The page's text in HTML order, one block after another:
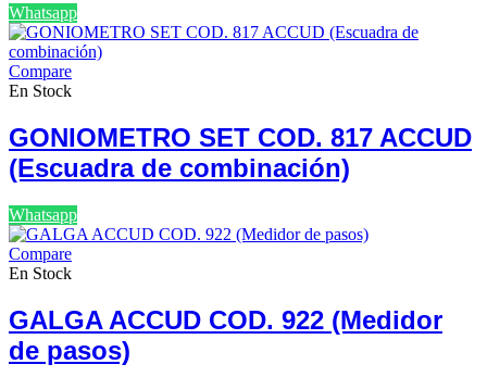
Whatsapp
Compare
En Stock
GONIOMETRO SET COD. 817 ACCUD
(Escuadra de combinación)
Whatsapp
Compare
En Stock
GALGA ACCUD COD. 922 (Medidor
de pasos)